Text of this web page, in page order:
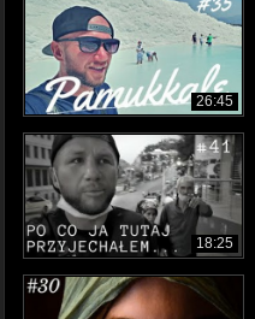
26:45
18:25